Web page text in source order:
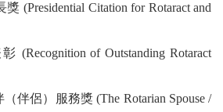
(Presidential Citation for Rotaract and
(Recognition of Outstanding Rotaract
伴侶）服務獎 (The Rotarian Spouse /